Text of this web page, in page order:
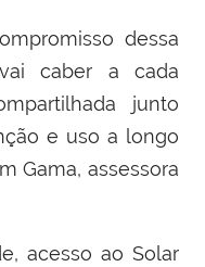
dessa
caber a cada
junto
e uso a longo
Gama, assessora
acesso ao Solar